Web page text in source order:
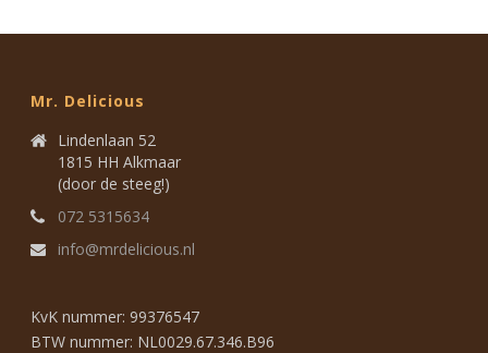
Mr. Delicious
Lindenlaan 52
1815 HH Alkmaar
(door de steeg!)
072 5315634
info@mrdelicious.nl
KvK nummer: 99376547
BTW nummer: NL0029.67.346.B96